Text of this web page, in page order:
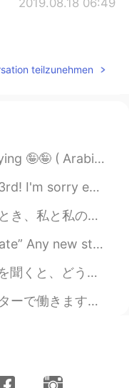
2019.08.18 06:49
がある？
2019.08.18 06:39
がとう！
2019.08.18 06:32
2019.08.17 21:39
teilzunehmen
나는 🤪🤪 ( 아랍어는 너무 어려워요) ...
Airport the next day at...
さんのお土産をくれました。彼がとても素敵だったことに私はとても驚...
“clean slate.” If you are start...
態度が変わった気がする。現に関東で外出自粛が妖精された。オリン...
れで、日本語で説明して、手伝いました。お客さんはめっちゃ嬉しかっ...